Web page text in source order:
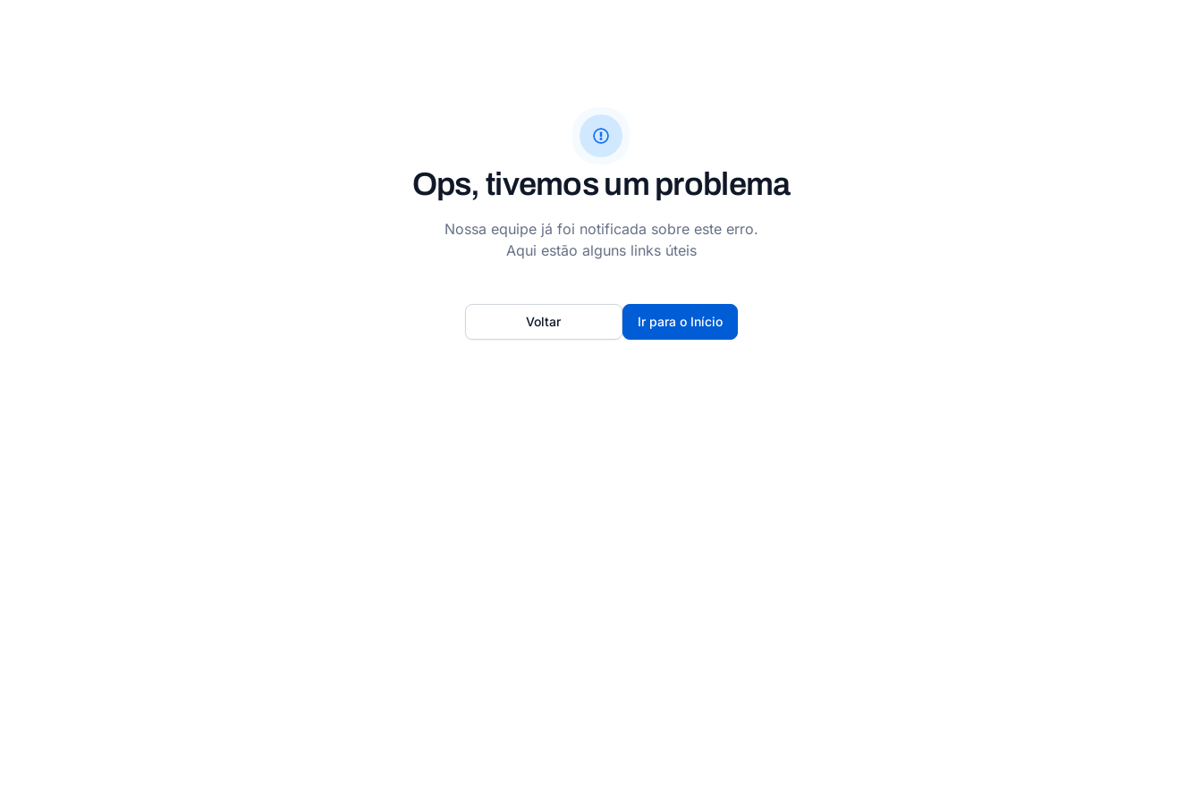
Ops, tivemos um problema
Nossa equipe já foi notificada sobre este erro.
Aqui estão alguns links úteis
Ir para o Início
Voltar